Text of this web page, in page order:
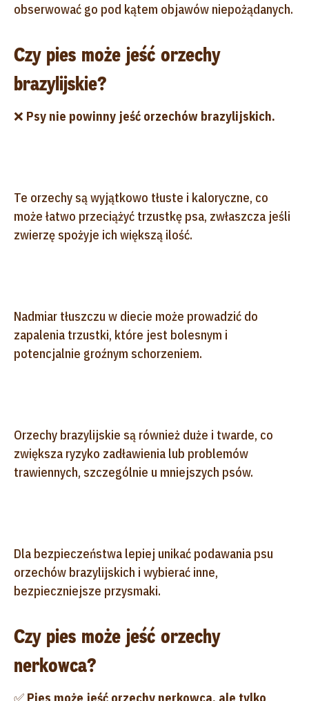
obserwować go pod kątem objawów niepożądanych.
Czy pies może jeść orzechy
brazylijskie?
❌ Psy nie powinny jeść orzechów brazylijskich.
Te orzechy są wyjątkowo tłuste i kaloryczne, co
może łatwo przeciążyć trzustkę psa, zwłaszcza jeśli
zwierzę spożyje ich większą ilość.
Nadmiar tłuszczu w diecie może prowadzić do
zapalenia trzustki, które jest bolesnym i
potencjalnie groźnym schorzeniem.
Orzechy brazylijskie są również duże i twarde, co
zwiększa ryzyko zadławienia lub problemów
trawiennych, szczególnie u mniejszych psów.
Dla bezpieczeństwa lepiej unikać podawania psu
orzechów brazylijskich i wybierać inne,
bezpieczniejsze przysmaki.
Czy pies może jeść orzechy
nerkowca?
✅ Pies może jeść orzechy nerkowca, ale tylko